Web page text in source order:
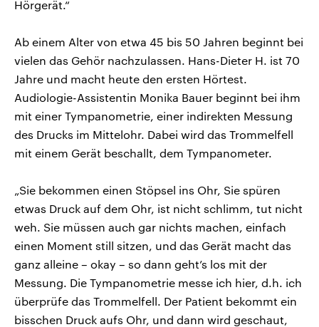
Hörgerät.“
Ab einem Alter von etwa 45 bis 50 Jahren beginnt bei
vielen das Gehör nachzulassen. Hans-Dieter H. ist 70
Jahre und macht heute den ersten Hörtest.
Audiologie-Assistentin Monika Bauer beginnt bei ihm
mit einer Tympanometrie, einer indirekten Messung
des Drucks im Mittelohr. Dabei wird das Trommelfell
mit einem Gerät beschallt, dem Tympanometer.
„Sie bekommen einen Stöpsel ins Ohr, Sie spüren
etwas Druck auf dem Ohr, ist nicht schlimm, tut nicht
weh. Sie müssen auch gar nichts machen, einfach
einen Moment still sitzen, und das Gerät macht das
ganz alleine – okay – so dann geht’s los mit der
Messung. Die Tympanometrie messe ich hier, d.h. ich
überprüfe das Trommelfell. Der Patient bekommt ein
bisschen Druck aufs Ohr, und dann wird geschaut,